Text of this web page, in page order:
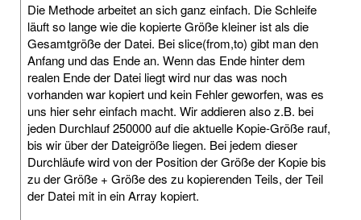
Die Methode arbeitet an sich ganz einfach. Die Schleife
läuft so lange wie die kopierte Größe kleiner ist als die
Gesamtgröße der Datei. Bei slice(from,to) gibt man den
Anfang und das Ende an. Wenn das Ende hinter dem
realen Ende der Datei liegt wird nur das was noch
vorhanden war kopiert und kein Fehler geworfen, was es
uns hier sehr einfach macht. Wir addieren also z.B. bei
jeden Durchlauf 250000 auf die aktuelle Kopie-Größe rauf,
bis wir über der Dateigröße liegen. Bei jedem dieser
Durchläufe wird von der Position der Größe der Kopie bis
zu der Größe + Größe des zu kopierenden Teils, der Teil
der Datei mit in ein Array kopiert.